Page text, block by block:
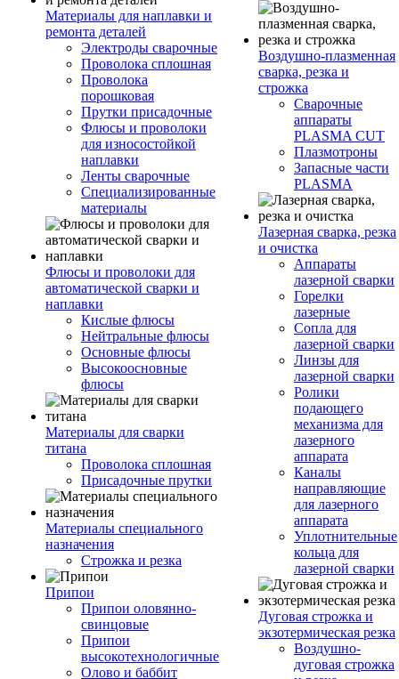
Материалы для наплавки и
ремонта деталей
Электроды сварочные
Проволока сплошная
Проволока
порошковая
Прутки присадочные
Флюсы и проволоки
для износостойкой
наплавки
Ленты сварочные
Специализированные
материалы
Флюсы и проволоки для
автоматической сварки и
наплавки
Кислые флюсы
Нейтральные флюсы
Основные флюсы
Высокоосновные
флюсы
Материалы для сварки
титана
Проволока сплошная
Присадочные прутки
Материалы специального
назначения
Строжка и резка
Припои
Припои оловянно-
свинцовые
Припои
высокотехнологичные
Олово и баббит
Воздушно-плазменная
сварка, резка и
строжка
Сварочные
аппараты
PLASMA CUT
Плазмотроны
Запасные части
PLASMA
Лазерная сварка, резка
и очистка
Аппараты
лазерной сварки
Горелки
лазерные
Сопла для
лазерной сварки
Линзы для
лазерной сварки
Ролики
подающего
механизма для
лазерного
аппарата
Каналы
направляющие
для лазерного
аппарата
Уплотнительные
кольца для
лазерной сварки
Дуговая строжка и
экзотермическая резка
Воздушно-
дуговая строжка